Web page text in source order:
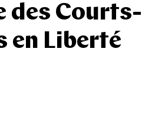
des Courts-
en Liberté